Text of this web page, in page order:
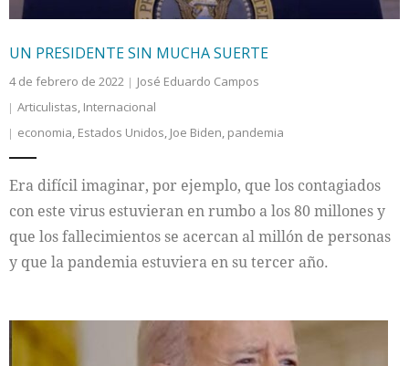
UN PRESIDENTE SIN MUCHA SUERTE
4 de febrero de 2022
José Eduardo Campos
Articulistas, Internacional
economia, Estados Unidos, Joe Biden, pandemia
Era difícil imaginar, por ejemplo, que los contagiados
con este virus estuvieran en rumbo a los 80 millones y
que los fallecimientos se acercan al millón de personas
y que la pandemia estuviera en su tercer año.